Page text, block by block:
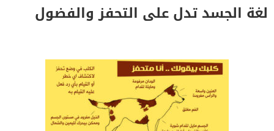
لغة الجسد تدل على التحفز والفضول